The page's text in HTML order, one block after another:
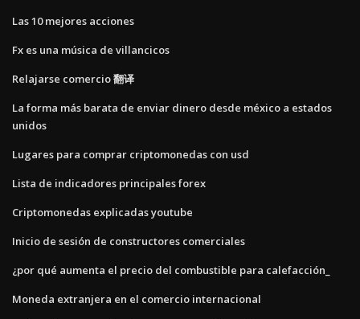
Las 10 mejores acciones
Fx es una música de villancicos
Relajarse comercio 翻译
La forma más barata de enviar dinero desde méxico a estados
unidos
Lugares para comprar criptomonedas con usd
Lista de indicadores principales forex
Criptomonedas explicadas youtube
Inicio de sesión de constructores comerciales
¿por qué aumenta el precio del combustible para calefacción_
Moneda extranjera en el comercio internacional